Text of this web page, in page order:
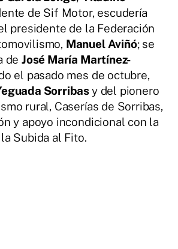
de Sif Motor, escudería
presidente de la Federación
Manuel Aviñó; se
deJosé María Martínez-
el pasado mes de octubre,
Sorribasy del pionero
rural, Caserías de Sorribas,
y apoyo incondicional con la
Subida al Fito.